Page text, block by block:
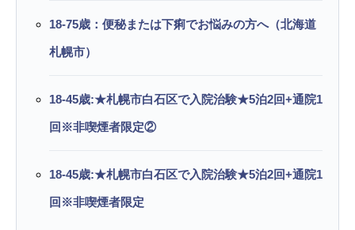
18-75歳：便秘または下痢でお悩みの方へ（北海道
札幌市）
18-45歳:★札幌市白石区で入院治験★5泊2回+通院1
回※非喫煙者限定②
18-45歳:★札幌市白石区で入院治験★5泊2回+通院1
回※非喫煙者限定